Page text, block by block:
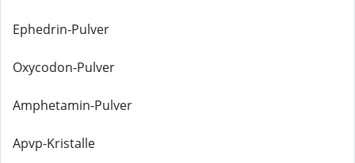
Ephedrin-Pulver
Oxycodon-Pulver
Amphetamin-Pulver
Apvp-Kristalle